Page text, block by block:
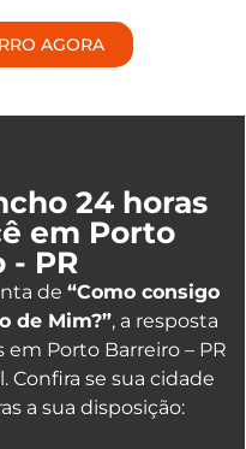
AGORA
24 horas
em Porto
- PR
de “Como consigo
de Mim?”, a resposta
Porto Barreiro – PR
Confira se sua cidade
a sua disposição: